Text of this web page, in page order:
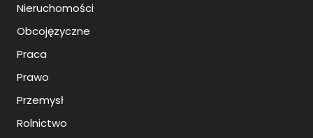
Nieruchomości
Obcojęzyczne
Praca
Prawo
Przemysł
Rolnictwo